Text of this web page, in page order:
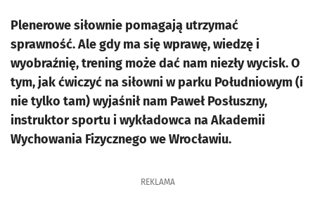
Plenerowe siłownie pomagają utrzymać
sprawność. Ale gdy ma się wprawę, wiedzę i
wyobraźnię, trening może dać nam niezły wycisk. O
tym, jak ćwiczyć na siłowni w parku Południowym (i
nie tylko tam) wyjaśnił nam Paweł Posłuszny,
instruktor sportu i wykładowca na Akademii
Wychowania Fizycznego we Wrocławiu.
REKLAMA